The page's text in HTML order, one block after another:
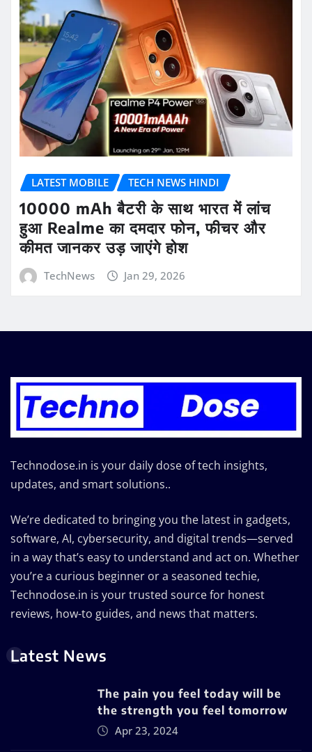
LATEST MOBILE TECH NEWS HINDI
10000 mAh बैटरी के साथ भारत में लांच
हुआ Realme का दमदार फोन, फीचर और
कीमत जानकर उड़ जाएंगे होश
TechNews Jan 29, 2026
Technodose.in is your daily dose of tech insights,
updates, and smart solutions..
We’re dedicated to bringing you the latest in gadgets,
software, AI, cybersecurity, and digital trends—served
in a way that’s easy to understand and act on. Whether
you’re a curious beginner or a seasoned techie,
Technodose.in is your trusted source for honest
reviews, how-to guides, and news that matters.
Latest News
The pain you feel today will be
the strength you feel tomorrow
Apr 23, 2024